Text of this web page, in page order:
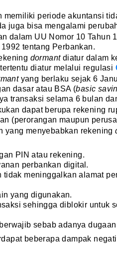
memiliki periode akuntansi
juga bisa mengalami
dalam UU Nomor 10 Tahun
tentang Perbankan.
dormantdiatur dalam
diatur melalui regulasi
yang berlaku sejak 6
dasar atau BSA (basic
transaksi selama 6 bulan
dapat berupa rekening
(perorangan maupun
yang menyebabkan rekening
PIN atau rekening.
perbankan digital.
meninggalkan alamat
yang digunakan.
sehingga diblokir untuk
sebab adanya
beberapa dampak